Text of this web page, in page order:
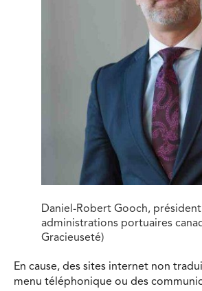
Daniel-Robert Gooch,
administrations portuaires
Gracieuseté)
En cause, des sites internet non
menu téléphonique ou des